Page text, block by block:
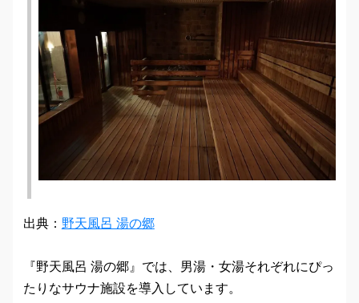
出典： 野天風呂 湯の郷
『野天風呂 湯の郷』では、男湯・女湯それぞれにぴっ
たりなサウナ施設を導入しています。